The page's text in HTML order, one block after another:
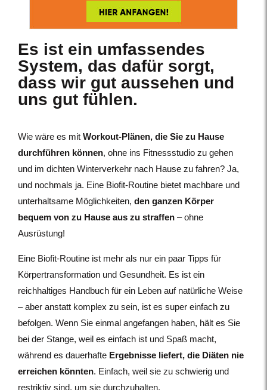
Es ist ein umfassendes
System, das dafür sorgt,
dass wir gut aussehen und
uns gut fühlen.
Wie wäre es mit Workout-Plänen, die Sie zu Hause
durchführen können, ohne ins Fitnessstudio zu gehen
und im dichten Winterverkehr nach Hause zu fahren? Ja,
und nochmals ja. Eine Biofit-Routine bietet machbare und
unterhaltsame Möglichkeiten, den ganzen Körper
bequem von zu Hause aus zu straffen – ohne
Ausrüstung!
Eine Biofit-Routine ist mehr als nur ein paar Tipps für
Körpertransformation und Gesundheit. Es ist ein
reichhaltiges Handbuch für ein Leben auf natürliche Weise
– aber anstatt komplex zu sein, ist es super einfach zu
befolgen. Wenn Sie einmal angefangen haben, hält es Sie
bei der Stange, weil es einfach ist und Spaß macht,
während es dauerhafte Ergebnisse liefert, die Diäten nie
erreichen könnten. Einfach, weil sie zu schwierig und
restriktiv sind, um sie durchzuhalten.